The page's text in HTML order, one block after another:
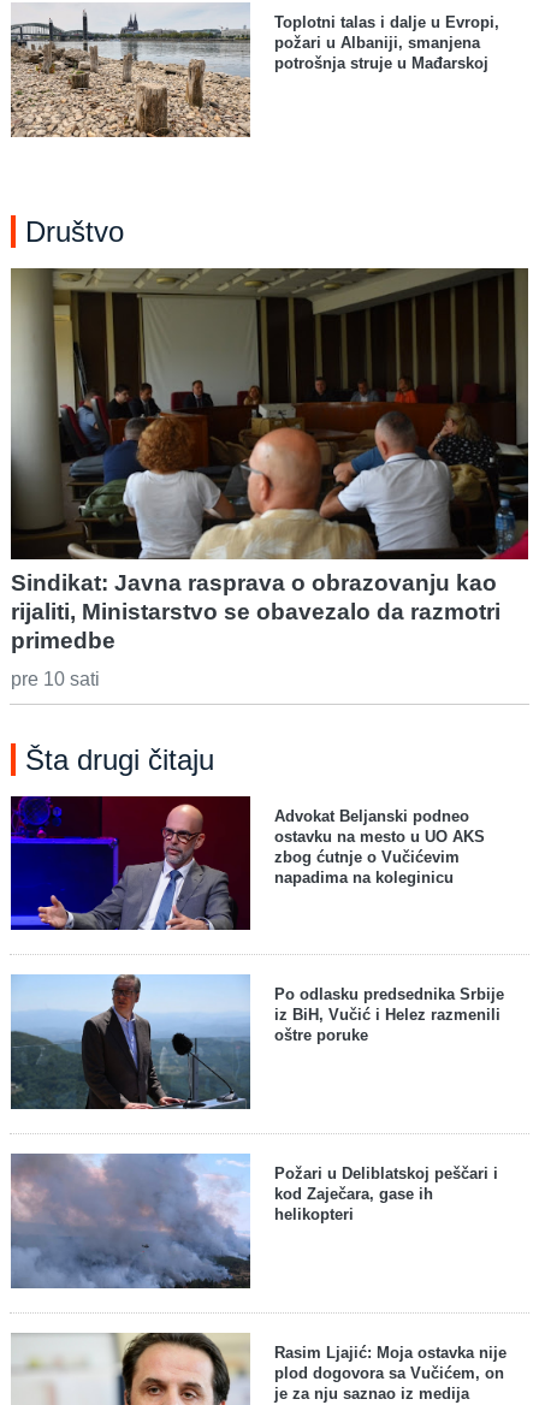
Toplotni talas i dalje u Evropi,
požari u Albaniji, smanjena
potrošnja struje u Mađarskoj
Društvo
Sindikat: Javna rasprava o obrazovanju kao
rijaliti, Ministarstvo se obavezalo da razmotri
primedbe
pre 10 sati
Šta drugi čitaju
Advokat Beljanski podneo
ostavku na mesto u UO AKS
zbog ćutnje o Vučićevim
napadima na koleginicu
Po odlasku predsednika Srbije
iz BiH, Vučić i Helez razmenili
oštre poruke
Požari u Deliblatskoj peščari i
kod Zaječara, gase ih
helikopteri
Rasim Ljajić: Moja ostavka nije
plod dogovora sa Vučićem, on
je za nju saznao iz medija